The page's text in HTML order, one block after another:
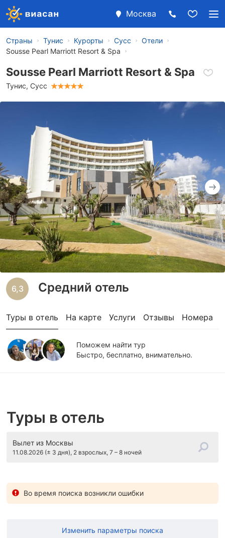
Москва
Страны Тунис Курорты Сусс
Отели
Sousse Pearl Marriott Resort & Spa
Sousse Pearl Marriott Resort & Spa
Тунис, Сусс
6,3 Средний отель
Туры в отель На карте Услуги Отзывы Номера
Поможем найти тур
Быстро, бесплатно, внимательно.
Туры в отель
Вылет из Москвы
11.08.2026 (± 3 дня), 2 взрослых, 7 – 8 ночей
Во время поиска возникли ошибки
Изменить параметры поиска